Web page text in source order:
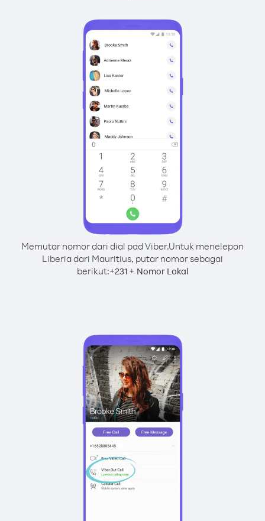
Memutar nomor dari dial pad Viber.Untuk menelepon
Liberia dari Mauritius, putar nomor sebagai
berikut:+231+ Nomor Lokal